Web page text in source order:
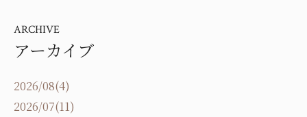
ARCHIVE
アーカイブ
2026/08(4)
2026/07(11)